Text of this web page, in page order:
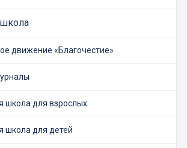
движение «Благочестие»
школа для взрослых
школа для детей